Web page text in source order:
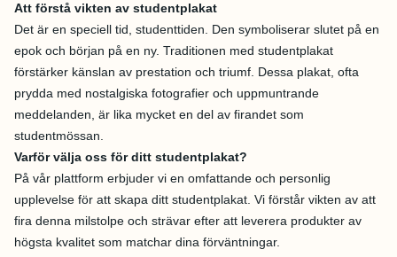
Att förstå vikten av studentplakat
Det är en speciell tid, studenttiden. Den symboliserar slutet på en
epok och början på en ny. Traditionen med studentplakat
förstärker känslan av prestation och triumf. Dessa plakat, ofta
prydda med nostalgiska fotografier och uppmuntrande
meddelanden, är lika mycket en del av firandet som
studentmössan.
Varför välja oss för ditt studentplakat?
På vår plattform erbjuder vi en omfattande och personlig
upplevelse för att skapa ditt studentplakat. Vi förstår vikten av att
fira denna milstolpe och strävar efter att leverera produkter av
högsta kvalitet som matchar dina förväntningar.